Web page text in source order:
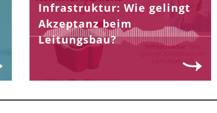
Infrastruktur: Wie gelingt
Akzeptanz beim
Leitungsbau?